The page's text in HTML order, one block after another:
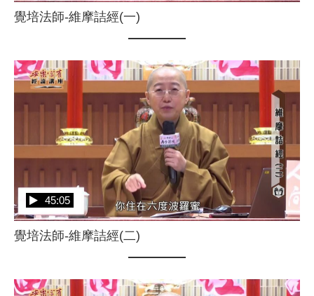
覺培法師-維摩詰經(一)
覺培法師-維摩詰經(二)
45:05